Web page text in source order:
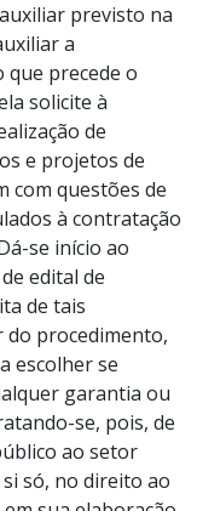
previsto na
a
que precede o
solicite à
de
e projetos de
com questões de
à contratação
se início ao
edital de
de tais
do procedimento,
escolher se
garantia ou
se, pois, de
ao setor
só, no direito ao